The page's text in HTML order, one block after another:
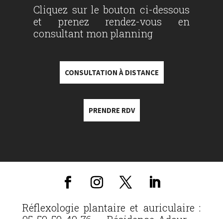
Cliquez sur le bouton ci-dessous
et prenez rendez-vous en
consultant mon planning
CONSULTATION À DISTANCE
PRENDRE RDV
Réflexologie plantaire et auriculaire :